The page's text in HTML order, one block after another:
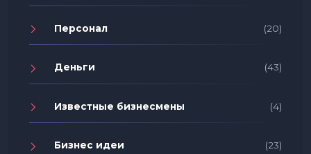
Персонал (20)
Деньги (43)
Известные бизнесмены (4)
Бизнес идеи (23)